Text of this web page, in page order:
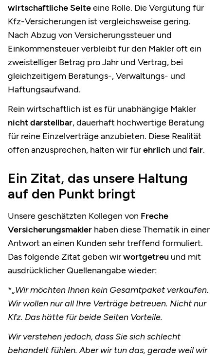
wirtschaftliche Seiteeine Rolle. Die Vergütung für
Kfz-Versicherungen ist vergleichsweise gering.
Nach Abzug von Versicherungssteuer und
Einkommensteuer verbleibt für den Makler oft ein
zweistelliger Betrag pro Jahr und Vertrag, bei
gleichzeitigem Beratungs-, Verwaltungs- und
Haftungsaufwand.
Rein wirtschaftlich ist es für unabhängige Makler
nicht darstellbar, dauerhaft hochwertige Beratung
für reine Einzelverträge anzubieten. Diese Realität
offen anzusprechen, halten wir fürehrlich und fair.
Ein Zitat, das unsere Haltung
auf den Punkt bringt
Unsere geschätzten Kollegen von Freche
Versicherungsmakler haben diese Thematik in einer
Antwort an einen Kunden sehr treffend formuliert.
Das folgende Zitat geben wirwortgetreu und mit
ausdrücklicher Quellenangabe wieder:
*„Wir möchten Ihnen kein Gesamtpaket verkaufen.
Wir wollen nur all Ihre Verträge betreuen. Nicht nur
Kfz. Das hätte für beide Seiten Vorteile.
Wir verstehen jedoch, dass Sie sich schlecht
behandelt fühlen. Aber wir tun das, gerade weil wir